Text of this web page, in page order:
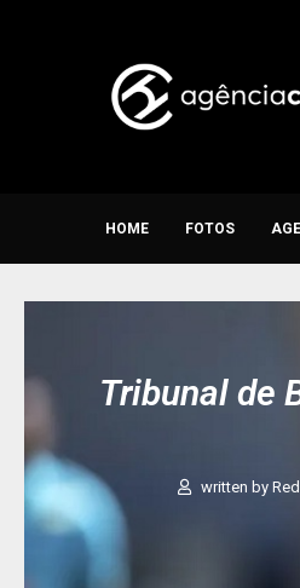
HOME FOTOS
Tribunal de
written by